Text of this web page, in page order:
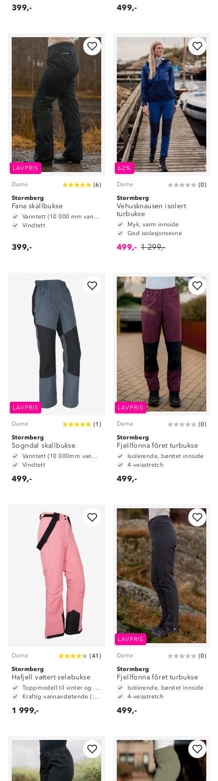
399,- 499,-
LAVPRIS
Dame (6)
Stormberg
Fana skallbukse
Vanntett (10 000 mm vannsøyle)
Vindtett
399,-
62%
Dame (0)
Stormberg
Vehusknausen isolert
turbukse
Myk, varm innside
God isolasjonsevne
499,- 1 299,-
LAVPRIS
Dame (1 )
Stormberg
Sogndal skallbukse
Vanntett (10 000mm vannsøyle)
Vindtett
499,-
LAVPRIS
Dame (0)
Stormberg
Fjellfonna fôret turbukse
Isolerende, børstet innside
4-veisstretch
499,-
Dame (41 )
Stormberg
Hafjell vattert selebukse
Toppmodell til vinter og alpint
Kraftig vannavstøtende (6 000mm vannsøyle)
1 999,-
LAVPRIS
Dame (0)
Stormberg
Fjellfonna fôret turbukse
Isolerende, børstet innside
4-veisstretch
499,-